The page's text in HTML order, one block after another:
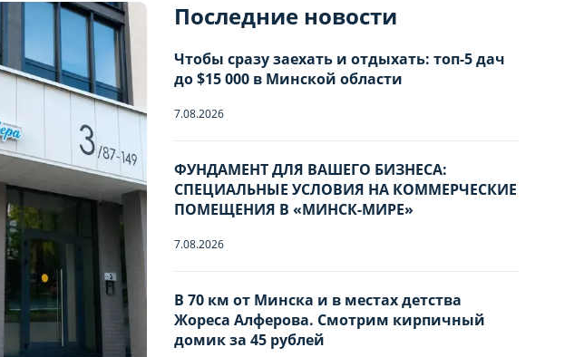
Последние новости
Чтобы сразу заехать и отдыхать: топ-5 дач
до $15 000 в Минской области
7.08.2026
ФУНДАМЕНТ ДЛЯ ВАШЕГО БИЗНЕСА:
СПЕЦИАЛЬНЫЕ УСЛОВИЯ НА КОММЕРЧЕСКИЕ
ПОМЕЩЕНИЯ В «МИНСК-МИРЕ»
7.08.2026
В 70 км от Минска и в местах детства
Жореса Алферова. Смотрим кирпичный
домик за 45 рублей